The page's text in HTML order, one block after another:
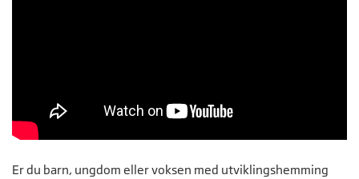
Er du barn, ungdom eller voksen med utviklingshemming